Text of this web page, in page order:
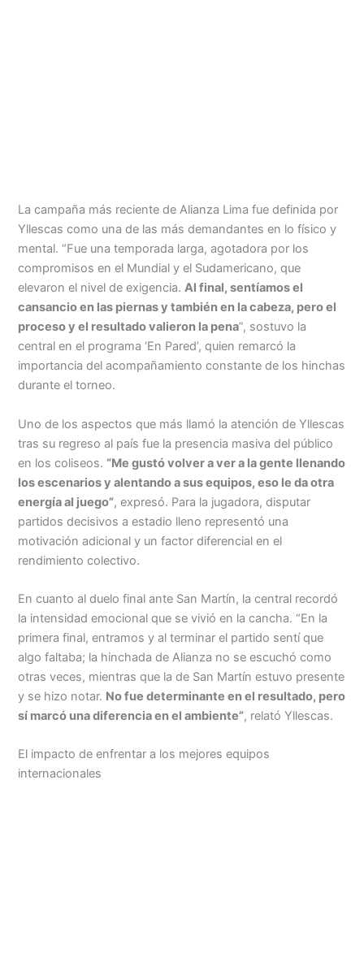
La campaña más reciente de Alianza Lima fue definida por
Yllescas como una de las más demandantes en lo físico y
mental. “Fue una temporada larga, agotadora por los
compromisos en el Mundial y el Sudamericano, que
elevaron el nivel de exigencia.Al final, sentíamos el
cansancio en las piernas y también en la cabeza, pero el
proceso y el resultado valieron la pena”, sostuvo la
central en el programa ‘En Pared’, quien remarcó la
importancia del acompañamiento constante de los hinchas
durante el torneo.
Uno de los aspectos que más llamó la atención de Yllescas
tras su regreso al país fue la presencia masiva del público
en los coliseos. “Me gustó volver a ver a la gente llenando
los escenarios y alentando a sus equipos, eso le da otra
energía al juego”, expresó. Para la jugadora, disputar
partidos decisivos a estadio lleno representó una
motivación adicional y un factor diferencial en el
rendimiento colectivo.
En cuanto al duelo final ante San Martín, la central recordó
la intensidad emocional que se vivió en la cancha. “En la
primera final, entramos y al terminar el partido sentí que
algo faltaba; la hinchada de Alianza no se escuchó como
otras veces, mientras que la de San Martín estuvo presente
y se hizo notar. No fue determinante en el resultado, pero
sí marcó una diferencia en el ambiente”, relató Yllescas.
El impacto de enfrentar a los mejores equipos
internacionales